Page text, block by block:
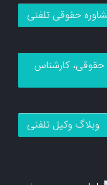
حقوقی تلفنی
حقوقی، کارشناس
وبلاگ وکیل تلفنی